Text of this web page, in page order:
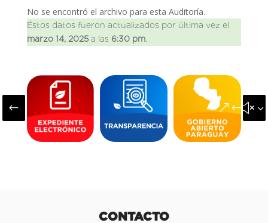
No se encontró el archivo para esta Auditoría.
Éstos datos fueron actualizados por última vez el
marzo 14, 2025a las 6:30 pm.
#
CONTACTO